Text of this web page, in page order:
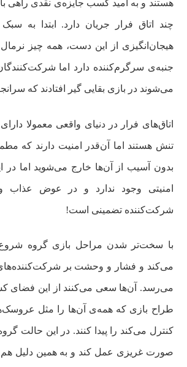
هستند و به امید کسب جایزه‌ی نقدی راهی
چند اتاق فرار جریان دارد. ابتدا به
هیجان‌انگیزی از این دست، همه چیز
جنبه‌ی سرگرم‌کننده دارد اما
می‌شوند در بازی بقایی گیر افتادند که
اتاق‌های فرار در دنیای واقعی معمولا
تنش هستند اما آن‌قدر امنیت دارند که
بدون آسیب از آن‌ها خارج می‌شوید اما در
امنیتی وجود ندارد و در عوض عذاب
شرکت‌کننده تضمینی است!
با سخت‌تر شدن مراحل بازی گروه
می‌کند و فشار و وحشت بر شرکت‌کننده‌های
می‌رسد. آن‌ها سعی می‌کنند از این فضای
طراح بازی که همه‌ی آن‌ها را مثل
کنترل می‌کند را پیدا کنند. در این حالت
صورت غریزی عمل کند و به همین دلیل هم